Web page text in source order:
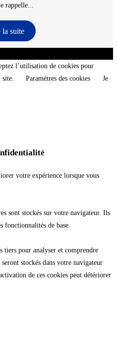
rappelle...
la suite
l’utilisation de cookies pour
site.
Paramètres des cookies
Je
votre expérience lorsque vous
sont stockés sur votre navigateur. Ils
fonctionnalités de base.
tiers pour analyser et comprendre
stockés dans votre navigateur
de ces cookies peut détériorer